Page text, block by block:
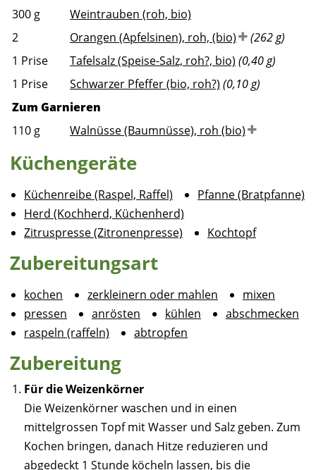
300 g
Weintrauben (roh, bio)
2
Orangen (Apfelsinen), roh, (bio)
(262 g)
1 Prise Tafelsalz (Speise-Salz, roh?, bio) (0,40 g)
1 Prise Schwarzer Pfeffer (bio, roh?) (0,10 g)
Zum Garnieren
110 g Walnüsse (Baumnüsse), roh (bio)
Küchengeräte
Küchenreibe (Raspel, Raffel)
Pfanne (Bratpfanne)
Herd (Kochherd, Küchenherd)
Zitruspresse (Zitronenpresse)
Kochtopf
Zubereitungsart
kochen zerkleinern oder mahlen
mixen
pressen
anrösten kühlen
abschmecken
raspeln (raffeln)
abtropfen
Zubereitung
Für die Weizenkörner
Die Weizenkörner waschen und in einen
mittelgrossen Topf mit Wasser und Salz geben. Zum
Kochen bringen, danach Hitze reduzieren und
abgedeckt 1 Stunde köcheln lassen, bis die